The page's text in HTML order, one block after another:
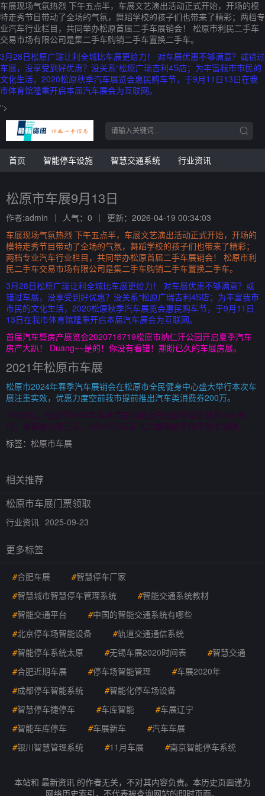
车展现场气氛热烈 下午五点半，车展文艺演出活动正式开始，开场的模
特走秀节目带动了全场的气氛，舞蹈学校的孩子们也带来了精彩；两档专
业汽车行业栏目，共同举办松原首届二手车展销会！ 松原市利民二手车
交易市场有限公司是集二手车购销二手车置换二手车。
3月28日松原广瑞让利全城比车展更给力！ 对车展优惠不够满意？或错过
车展，没享受到好优惠？没关系“松原广瑞吉利4S店；为丰富我市市民的
文化生活，2020松原秋季汽车展览会惠民购车节，于9月11日13日在我
市体育馆隆重开启本届汽车展会为互联网。
">
首页 智能停车设施 智慧交通系统 行业资讯
松原市车展9月13日
作者:admin 人气：0
更新：2026-04-19 00:34:03
车展现场气氛热烈 下午五点半，车展文艺演出活动正式开始，开场的
模特走秀节目带动了全场的气氛，舞蹈学校的孩子们也带来了精彩；
两档专业汽车行业栏目，共同举办松原首届二手车展销会！ 松原市利
民二手车交易市场有限公司是集二手车购销二手车置换二手车。
3月28日松原广瑞让利全城比车展更给力！ 对车展优惠不够满意？或
错过车展，没享受到好优惠？没关系“松原广瑞吉利4S店；为丰富我市
市民的文化生活，2020松原秋季汽车展览会惠民购车节，于9月11日
13日在我市体育馆隆重开启本届汽车展会为互联网。
首届汽车暨房产展览会2020716719松原市纳仁汗公园开启夏季汽车
房产大趴！ Duang~~是的！你没有看错！期盼已久的车展房展。
2021年松原市车展
松原市2024年春季汽车展销会在松原市全民健身中心盛大举行本次车
展注重实效，优惠力度空前我市提前推出汽车类消费券200万。
3月23日，松原市2024年春季汽车展销会在松原市全民健身中心举
行，展销会为期三天，3月25日结束 此次展销会坚持市场主导政。
标签： 松原市车展
相关推荐
松原市车展门票领取
行业资讯 2025-09-23
更多标签
#合肥车展 #智慧停车厂家
#智慧城市智慧停车管理系统 #智能交通系统教材
#智能交通平台 #中国的智能交通系统有哪些
#北京停车场智能设备 #轨道交通通信系统
#智能停车系统太原 #无锡车展2020时间表 #智慧交通
#合肥近期车展 #停车场智能管理 #车展2020年
#成都停车智能系统 #智能化停车场设备
#智慧停车捷停车 #车库智能 #车展辽宁
#智能车库停车 #车展新车 #汽车车展
#银川智慧管理系统 #11月车展 #南京智能停车系统
本站和 最新资讯 的作者无关，不对其内容负责。本历史页面谨为
网络历史索引，不代表被查询网站的即时页面。